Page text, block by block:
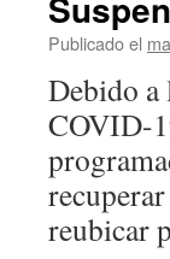
Publicado el
Debido a
COVID-
reubicar